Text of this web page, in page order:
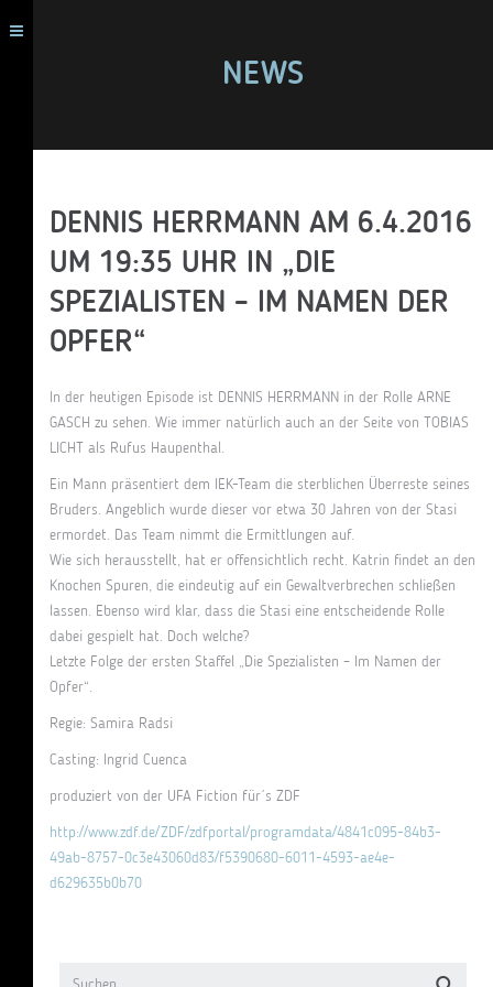
NEWS
DENNIS HERRMANN AM 6.4.2016
UM 19:35 UHR IN „DIE
SPEZIALISTEN – IM NAMEN DER
OPFER“
In der heutigen Episode ist DENNIS HERRMANN in der Rolle ARNE
GASCH zu sehen. Wie immer natürlich auch an der Seite von TOBIAS
LICHT als Rufus Haupenthal.
Ein Mann präsentiert dem IEK-Team die sterblichen Überreste seines
Bruders. Angeblich wurde dieser vor etwa 30 Jahren von der Stasi
ermordet. Das Team nimmt die Ermittlungen auf.
Wie sich herausstellt, hat er offensichtlich recht. Katrin findet an den
Knochen Spuren, die eindeutig auf ein Gewaltverbrechen schließen
lassen. Ebenso wird klar, dass die Stasi eine entscheidende Rolle
dabei gespielt hat. Doch welche?
Letzte Folge der ersten Staffel „Die Spezialisten – Im Namen der
Opfer“.
Regie: Samira Radsi
Casting: Ingrid Cuenca
produziert von der UFA Fiction für´s ZDF
http://www.zdf.de/ZDF/zdfportal/programdata/4841c095-84b3-
49ab-8757-0c3e43060d83/f5390680-6011-4593-ae4e-
d629635b0b70